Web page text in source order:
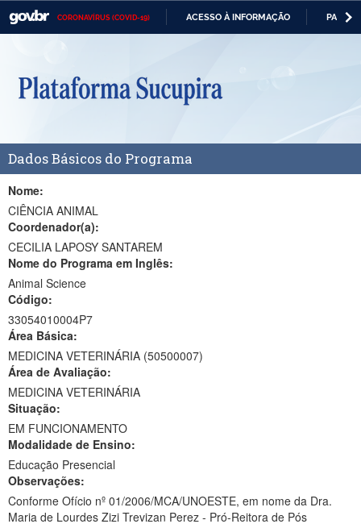
CORONAVÍRUS (COVID-19) ACESSO À INFORMAÇÃO
Casa Civil
Ministério da Defesa
Ministério da Economia
Ministério da Infraestrutura
Ministério da Educação
Ministério da Cidadania
Ministério da Saúde
Ministério de Minas e Energia
Ministério da Ciência, Tecnologia, Inovações e Comunicações
Ministério do Meio Ambiente
Ministério do Turismo
Ministério do Desenvolvimento Regional
Dados Básicos do Programa
Nome:
CIÊNCIA ANIMAL
Coordenador(a):
CECILIA LAPOSY SANTAREM
Nome do Programa em Inglês:
Animal Science
Código:
33054010004P7
Área Básica:
MEDICINA VETERINÁRIA (50500007)
Área de Avaliação:
MEDICINA VETERINÁRIA
Situação:
EM FUNCIONAMENTO
Modalidade de Ensino:
Educação Presencial
Observações:
Conforme Ofício nº 01/2006/MCA/UNOESTE, em nome da Dra.
Maria de Lourdes Zizi Trevizan Perez - Pró-Reitora de Pós